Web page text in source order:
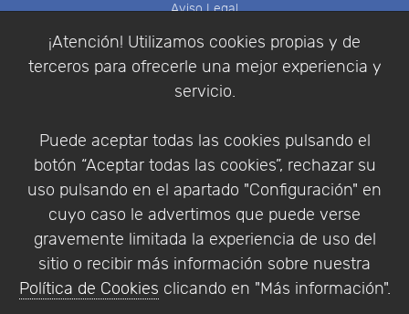
¡Atención! Utilizamos cookies propias y de
terceros para ofrecerle una mejor experiencia y
servicio.
Puede aceptar todas las cookies pulsando el
botón “Aceptar todas las cookies”, rechazar su
uso pulsando en el apartado "Configuración" en
cuyo caso le advertimos que puede verse
gravemente limitada la experiencia de uso del
sitio o recibir más información sobre nuestra
Política de Cookies clicando en "Más información".
Aviso Legal
Política de Privacidad
Condiciones de compra
Identificarse
Empresa|Aviso Legal| Política de Privacidad |
Política de Cookies
© Copyright 1994 - 2026. Addlink Software
Científico, S.L.